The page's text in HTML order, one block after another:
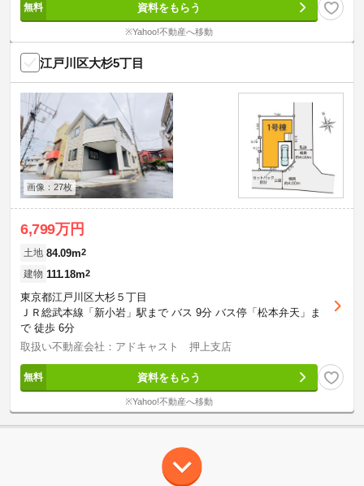
資料をもらう
※Yahoo!不動産へ移動
江戸川区大杉5丁目
画像：27枚
6,799万円
土地 84.09m2
建物 111.18m2
東京都江戸川区大杉５丁目
ＪＲ総武本線「新小岩」駅まで バス 9分 バス停「松本弁天」ま
で 徒歩 6分
取扱い不動産会社：アドキャスト 押上支店
資料をもらう
※Yahoo!不動産へ移動